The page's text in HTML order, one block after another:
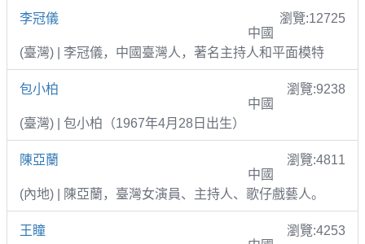
李冠儀
瀏覽:12725
中國
(臺灣) | 李冠儀，中國臺灣人，著名主持人和平面模特
包小柏
瀏覽:9238
中國
(臺灣) | 包小柏（1967年4月28日出生）
陳亞蘭
瀏覽:4811
中國
(內地) | 陳亞蘭，臺灣女演員、主持人、歌仔戲藝人。
王瞳
瀏覽:4253